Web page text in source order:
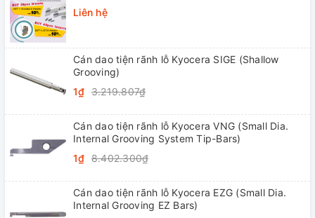
Liên hệ
Cán dao tiện rãnh lỗ Kyocera SIGE (Shallow
Grooving)
1₫ 3.219.807₫
Cán dao tiện rãnh lỗ Kyocera VNG (Small Dia.
Internal Grooving System Tip-Bars)
1₫ 8.402.300₫
Cán dao tiện rãnh lỗ Kyocera EZG (Small Dia.
Internal Grooving EZ Bars)